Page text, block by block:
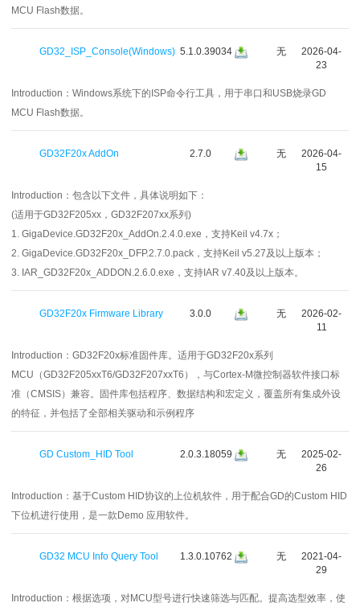
MCU Flash数据。
GD32_ISP_Console(Windows) 5.1.0.39034 无
2026-04-
23
Introduction： Windows系统下的ISP命令行工具，用于串口和USB烧录GD
MCU Flash数据。
GD32F20x AddOn 2.7.0 无
2026-04-
15
Introduction： 包含以下文件，具体说明如下：
(适用于GD32F205xx，GD32F207xx系列)
1. GigaDevice.GD32F20x_AddOn.2.4.0.exe，支持Keil v4.7x；
2. GigaDevice.GD32F20x_DFP.2.7.0.pack，支持Keil v5.27及以上版本；
3. IAR_GD32F20x_ADDON.2.6.0.exe，支持IAR v7.40及以上版本。
GD32F20x Firmware Library 3.0.0 无
2026-02-
11
Introduction： GD32F20x标准固件库。适用于GD32F20x系列
MCU（GD32F205xxT6/GD32F207xxT6），与Cortex-M微控制器软件接口标
准（CMSIS）兼容。固件库包括程序、数据结构和宏定义，覆盖所有集成外设
的特征，并包括了全部相关驱动和示例程序
GD Custom_HID Tool 2.0.3.18059 无
2025-02-
26
Introduction： 基于Custom HID协议的上位机软件，用于配合GD的Custom HID
下位机进行使用，是一款Demo 应用软件。
GD32 MCU Info Query Tool 1.3.0.10762 无
2021-04-
29
Introduction： 根据选项，对MCU型号进行快速筛选与匹配。提高选型效率，使